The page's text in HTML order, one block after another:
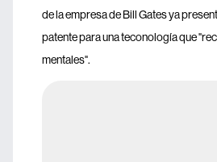
de la empresa de Bill Gates ya
patente para una teconología que
mentales".